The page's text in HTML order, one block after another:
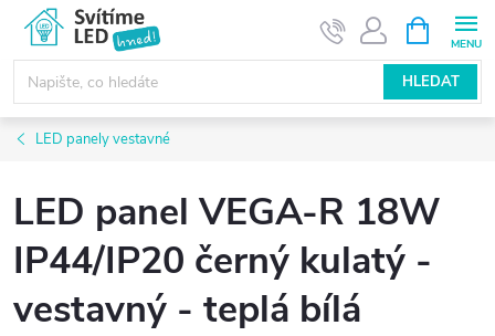
obsah
HLEDAT
NÁKUPNÍ
KOŠÍK
LED panely vestavné
LED panel VEGA-R 18W
IP44/IP20 černý kulatý -
vestavný - teplá bílá